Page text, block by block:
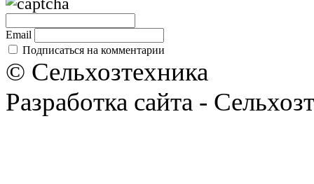
Email
Подписаться на комментарии
© Сельхозтехника
Разработка сайта -